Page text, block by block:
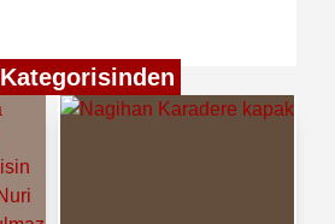
Kategorisinden